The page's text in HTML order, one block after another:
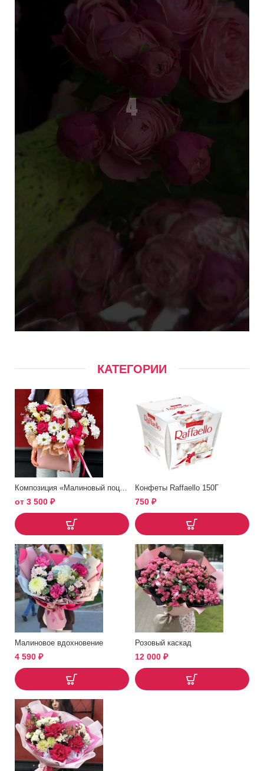
КАТЕГОРИИ
от 3 500 ₽
Конфеты Raffaello 150Г
750 ₽
Малиновое вдохновение
4 590 ₽
Розовый каскад
12 000 ₽